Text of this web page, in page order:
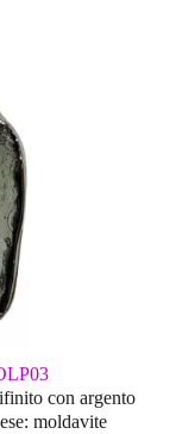
con argento
moldavite